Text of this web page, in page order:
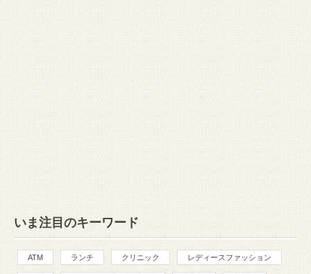
いま注目のキーワード
ATM ランチ クリニック レディースファッション